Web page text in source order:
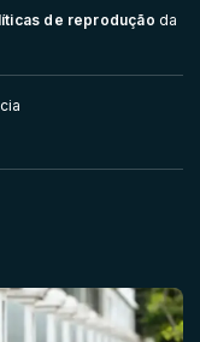
de reprodução da